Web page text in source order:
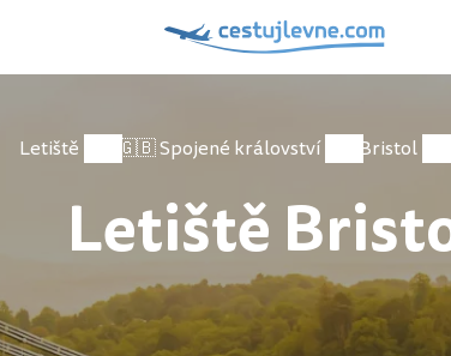
Letiště 🇬🇧 Spojené království Bristol
Letiště